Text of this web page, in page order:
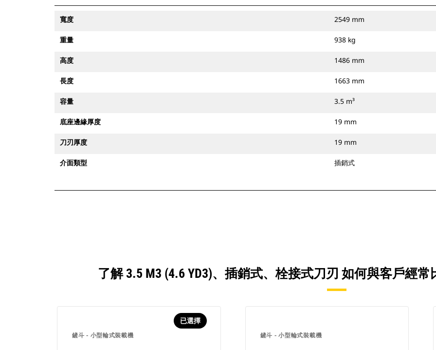
寬度 2549 mm
重量 938 kg
高度 1486 mm
長度 1663 mm
容量 3.5 m³
底座邊緣厚度 19 mm
刀刃厚度 19 mm
介面類型 插銷式
了解 3.5 M3 (4.6 YD3)、插銷式、栓接式刀刃 如何與客戶經
鏟斗 - 小型輪式裝載機
已選擇
鏟斗 - 小型輪式裝載機